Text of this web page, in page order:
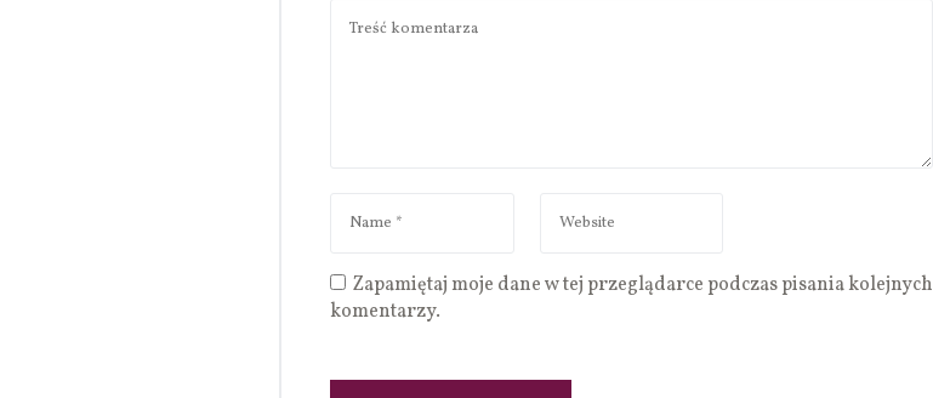
Zapamiętaj moje dane w tej przeglądarce podczas pisania kolejnych
komentarzy.